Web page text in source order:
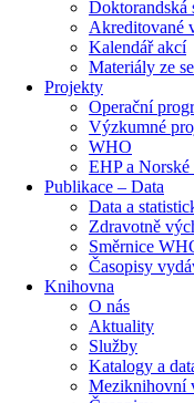
Doktorandská
Akreditované
Kalendář akcí
Materiály ze
Projekty
Operační
Výzkumné
WHO
EHP a
Publikace – Data
Data a
Zdravotně
Směrnice
Časopisy
Knihovna
O nás
Aktuality
Služby
Katalogy a
Meziknihovní